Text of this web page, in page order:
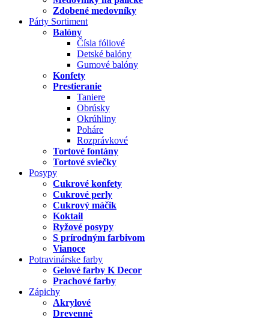
Zdobené medovníky
Párty Sortiment
Balóny
Čísla fóliové
Detské balóny
Gumové balóny
Konfety
Prestieranie
Taniere
Obrúsky
Okrúhliny
Poháre
Rozprávkové
Tortové fontány
Tortové sviečky
Posypy
Cukrové konfety
Cukrové perly
Cukrový máčik
Koktail
Ryžové posypy
S prírodným farbivom
Vianoce
Potravinárske farby
Gelové farby K Decor
Prachové farby
Zápichy
Akrylové
Drevenné